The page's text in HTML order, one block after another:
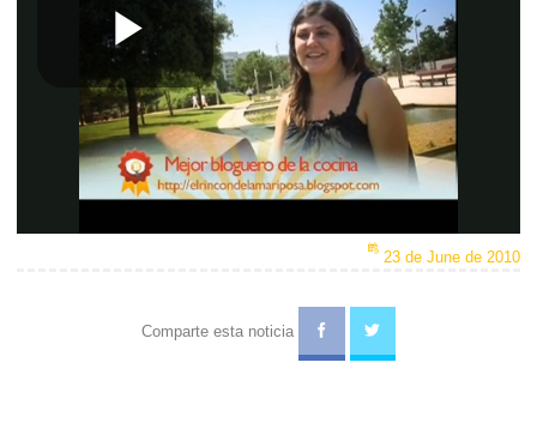
Play
Video
23 de June de 2010
Comparte esta noticia